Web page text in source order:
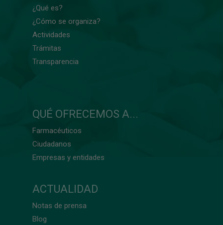
¿Qué es?
¿Cómo se organiza?
Actividades
Trámitas
Transparencia
QUÉ OFRECEMOS A...
Farmacéuticos
Ciudadanos
Empresas y entidades
ACTUALIDAD
Notas de prensa
Blog